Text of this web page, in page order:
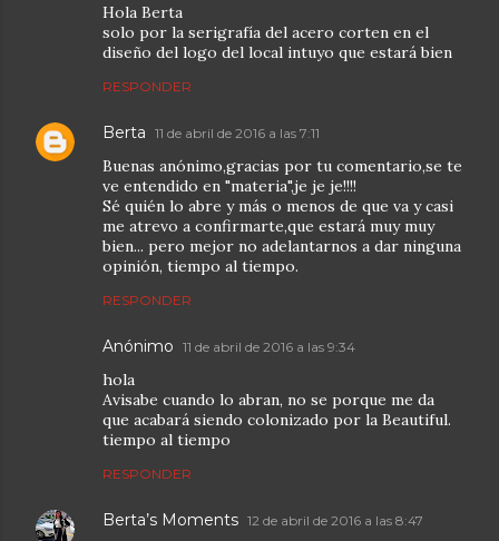
Hola Berta
solo por la serigrafía del acero corten en el
diseño del logo del local intuyo que estará bien
RESPONDER
Berta 11 de abril de 2016 a las 7:11
Buenas anónimo,gracias por tu comentario,se te
ve entendido en "materia",je je je!!!!
Sé quién lo abre y más o menos de que va y casi
me atrevo a confirmarte,que estará muy muy
bien... pero mejor no adelantarnos a dar ninguna
opinión, tiempo al tiempo.
RESPONDER
Anónimo 11 de abril de 2016 a las 9:34
hola
Avisabe cuando lo abran, no se porque me da
que acabará siendo colonizado por la Beautiful.
tiempo al tiempo
RESPONDER
Berta’s Moments 12 de abril de 2016 a las 8:47